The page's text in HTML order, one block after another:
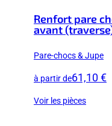
Renfort pare
avant
Pare-chocs & Jupe
à partir de61,10 €
Voir les pièces